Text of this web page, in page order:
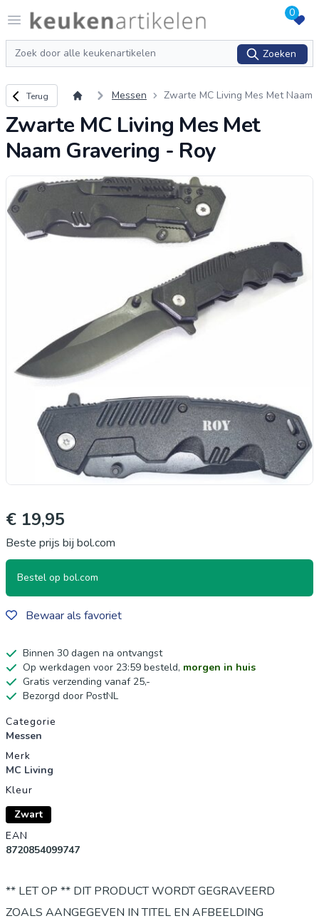
Open menu
Logo keukenartikelen.com 0
Zoeken
Zoeken
Terug naar overzicht
Terug Messen
Zwarte MC Living Mes Met Naam
Zwarte MC Living Mes Met
Naam Gravering - Roy
€ 19,95
Beste prijs bij bol.com
Bestel op bol.com
Bewaar als favoriet
Binnen 30 dagen na ontvangst
Op werkdagen voor 23:59 besteld, morgen in huis
Gratis verzending vanaf 25,-
Bezorgd door PostNL
Productgegevens
Categorie
Messen
Merk
MC Living
Kleur
Zwart
EAN
8720854099747
** LET OP ** DIT PRODUCT WORDT GEGRAVEERD
ZOALS AANGEGEVEN IN TITEL EN AFBEELDING